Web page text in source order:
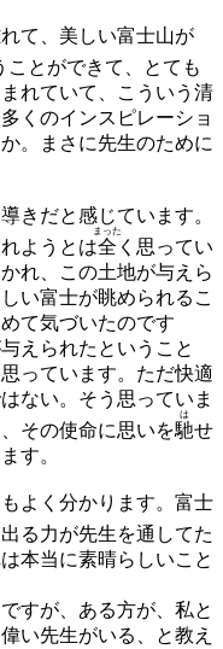
て、美しい富士山が
とができて、とても
れていて、こういう清
くのインスピレーショ
。まさに先生のために
きだと感じています。
ようとは全
まった
く思ってい
れ、この土地が与えら
い富士が眺められるこ
て気づいたのです
えられたということ
っています。ただ快適
ない。そう思っていま
その使命に思いを馳
は
せ
す。
よく分かります。富士
る力が先生を通してた
本当に素晴らしいこと
すが、ある方が、私と
い先生がいる、と教え